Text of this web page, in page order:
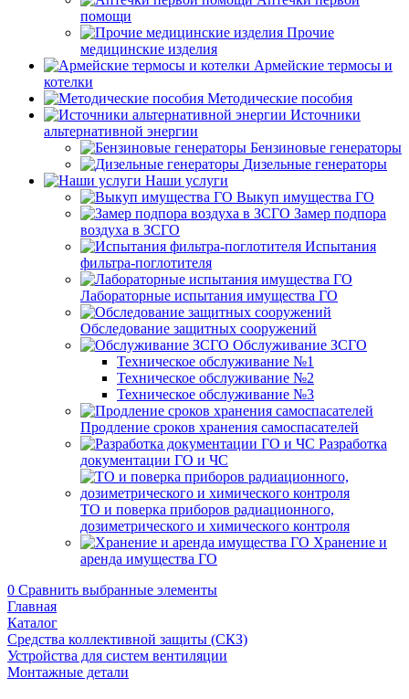
помощи
Прочие
медицинские изделия
Армейские термосы и
котелки
Методические пособия
Источники
альтернативной энергии
Бензиновые генераторы
Дизельные генераторы
Наши услуги
Выкуп имущества ГО
Замер подпора
воздуха в ЗСГО
Испытания
фильтра-поглотителя
Лабораторные испытания имущества ГО
Обследование защитных сооружений
Обслуживание ЗСГО
Техническое обслуживание №1
Техническое обслуживание №2
Техническое обслуживание №3
Продление сроков хранения самоспасателей
Разработка
документации ГО и ЧС
ТО и поверка приборов радиационного,
дозиметрического и химического контроля
Хранение и
аренда имущества ГО
0 Сравнить выбранные элементы
Главная
Каталог
Средства коллективной защиты (СКЗ)
Устройства для систем вентиляции
Монтажные детали